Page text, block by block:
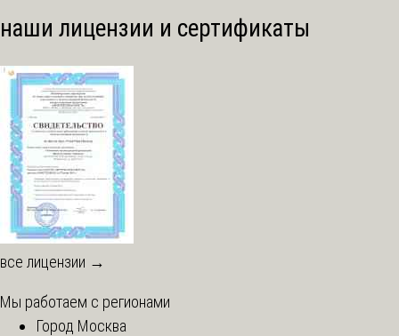
наши лицензии и сертификаты
все лицензии →
Мы работаем с регионами
Город Москва